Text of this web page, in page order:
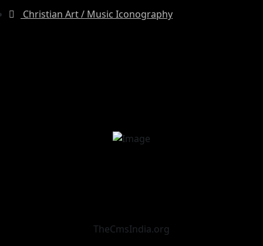
Christian Art / Music Iconography
TheCmsIndia.org